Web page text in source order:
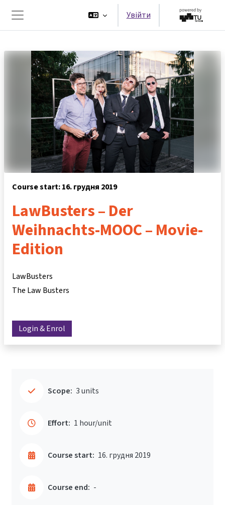
Бокова панель
Увійти
Course start: 16. грудня 2019
LawBusters – Der
Weihnachts-MOOC – Movie-
Edition
LawBusters
The Law Busters
Login & Enrol
Scope: 3 units
Effort: 1 hour/unit
Course start: 16. грудня 2019
Course end: -